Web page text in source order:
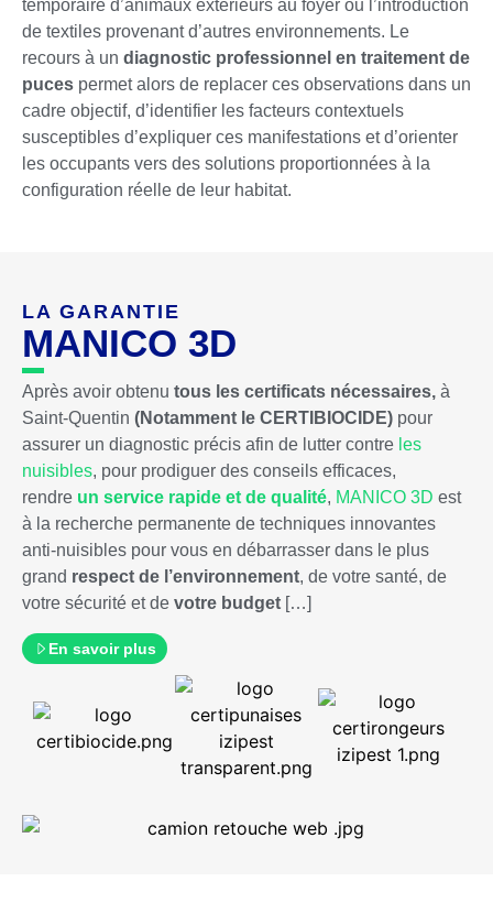
temporaire d’animaux extérieurs au foyer ou l’introduction
de textiles provenant d’autres environnements. Le
recours à un diagnostic professionnel en traitement de
puces permet alors de replacer ces observations dans un
cadre objectif, d’identifier les facteurs contextuels
susceptibles d’expliquer ces manifestations et d’orienter
les occupants vers des solutions proportionnées à la
configuration réelle de leur habitat.
LA GARANTIE
MANICO 3D
Après avoir obtenu tous les certificats nécessaires, à
Saint-Quentin (Notamment le CERTIBIOCIDE) pour
assurer un diagnostic précis afin de lutter contre les
nuisibles, pour prodiguer des conseils efficaces,
rendre un service rapide et de qualité, MANICO 3D est
à la recherche permanente de techniques innovantes
anti-nuisibles pour vous en débarrasser dans le plus
grand respect de l’environnement, de votre santé, de
votre sécurité et de votre budget […]
En savoir plus